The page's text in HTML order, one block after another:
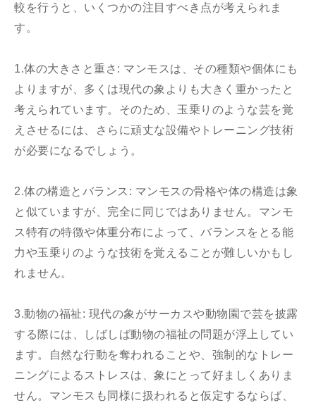
較を行うと、いくつかの注目すべき点が考えられま
す。
1.体の大きさと重さ: マンモスは、その種類や個体にも
よりますが、多くは現代の象よりも大きく重かったと
考えられています。そのため、玉乗りのような芸を覚
えさせるには、さらに頑丈な設備やトレーニング技術
が必要になるでしょう。
2.体の構造とバランス: マンモスの骨格や体の構造は象
と似ていますが、完全に同じではありません。マンモ
ス特有の特徴や体重分布によって、バランスをとる能
力や玉乗りのような技術を覚えることが難しいかもし
れません。
3.動物の福祉: 現代の象がサーカスや動物園で芸を披露
する際には、しばしば動物の福祉の問題が浮上してい
ます。自然な行動を奪われることや、強制的なトレー
ニングによるストレスは、象にとって好ましくありま
せん。マンモスも同様に扱われると仮定するならば、